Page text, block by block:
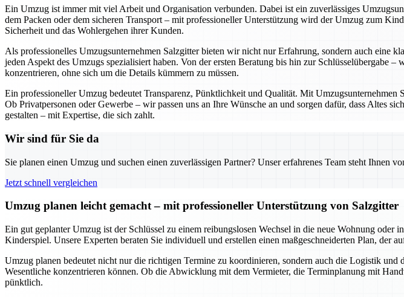
Ein Umzug ist immer mit viel Arbeit und Organisation verbunden. Dabei ist ein zuverlässiges
dem Packen oder dem sicheren Transport – mit professioneller Unterstützung wird der Umzug zum
Sicherheit und das Wohlergehen ihrer Kunden.
Als professionelles Umzugsunternehmen Salzgitter bieten wir nicht nur Erfahrung, sondern auch eine
jeden Aspekt des Umzugs spezialisiert haben. Von der ersten Beratung bis hin zur Schlüsselübergabe
konzentrieren, ohne sich um die Details kümmern zu müssen.
Ein professioneller Umzug bedeutet Transparenz, Pünktlichkeit und Qualität. Mit
Ob Privatpersonen oder Gewerbe – wir passen uns an Ihre Wünsche an und sorgen dafür, dass Altes
gestalten – mit Expertise, die sich zahlt.
Wir sind für Sie da
Sie planen einen Umzug und suchen einen zuverlässigen Partner? Unser erfahrenes Team steht Ihnen
Jetzt schnell vergleichen
Umzug planen leicht gemacht – mit professioneller Unterstützung von Salzgitter
Ein gut geplanter Umzug ist der Schlüssel zu einem reibungslosen Wechsel in die neue Wohnung
Kinderspiel. Unsere Experten beraten Sie individuell und erstellen einen maßgeschneiderten Plan, der
Umzug planen bedeutet nicht nur die richtigen Termine zu koordinieren, sondern auch die Logistik
Wesentliche konzentrieren können. Ob die Abwicklung mit dem Vermieter, die Terminplanung mit
pünktlich.